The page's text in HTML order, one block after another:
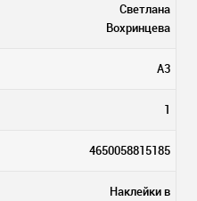
Светлана
Вохринцева
А3
1
4650058815185
Наклейки в